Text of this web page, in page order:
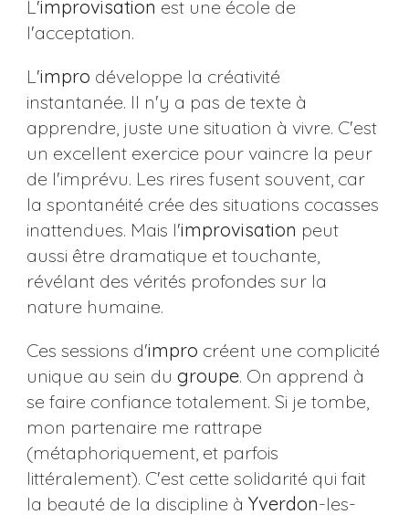
L'improvisation est une école de
l'acceptation.
L'impro développe la créativité
instantanée. Il n'y a pas de texte à
apprendre, juste une situation à vivre. C'est
un excellent exercice pour vaincre la peur
de l'imprévu. Les rires fusent souvent, car
la spontanéité crée des situations cocasses
inattendues. Mais l'improvisation peut
aussi être dramatique et touchante,
révélant des vérités profondes sur la
nature humaine.
Ces sessions d'impro créent une complicité
unique au sein du groupe. On apprend à
se faire confiance totalement. Si je tombe,
mon partenaire me rattrape
(métaphoriquement, et parfois
littéralement). C'est cette solidarité qui fait
la beauté de la discipline à Yverdon-les-